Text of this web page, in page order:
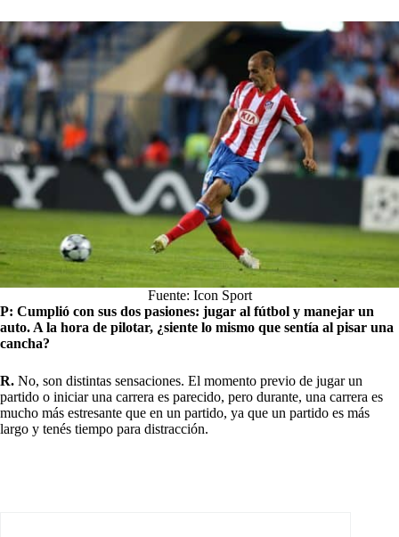
Fuente: Icon Sport
P: Cumplió con sus dos pasiones: jugar al fútbol y manejar un
auto. A la hora de pilotar, ¿siente lo mismo que sentía al pisar una
cancha?
R. No, son distintas sensaciones. El momento previo de jugar un
partido o iniciar una carrera es parecido, pero durante, una carrera es
mucho más estresante que en un partido, ya que un partido es más
largo y tenés tiempo para distracción.